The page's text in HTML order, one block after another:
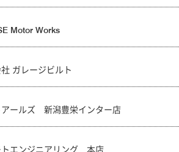
Motor Works
ガレージビルト
アールズ 新潟豊栄インター店
トエンジニアリング 本店